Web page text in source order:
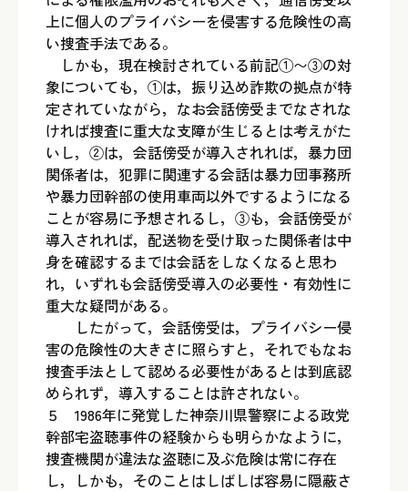
上に個人のプライバシーを侵害する危険性の高
い捜査手法である。
しかも，現在検討されている前記①〜③の対
象についても，①は，振り込め詐欺の拠点が特
定されていながら，なお会話傍受までなされな
ければ捜査に重大な支障が生じるとは考えがた
いし，②は，会話傍受が導入されれば，暴力団
関係者は，犯罪に関連する会話は暴力団事務所
や暴力団幹部の使用車両以外でするようになる
ことが容易に予想されるし，③も，会話傍受が
導入されれば，配送物を受け取った関係者は中
身を確認するまでは会話をしなくなると思わ
れ，いずれも会話傍受導入の必要性・有効性に
重大な疑問がある。
したがって，会話傍受は，プライバシー侵
害の危険性の大きさに照らすと，それでもなお
捜査手法として認める必要性があるとは到底認
められず，導入することは許されない。
５ 1986年に発覚した神奈川県警察による政党
幹部宅盗聴事件の経験からも明らかなように，
捜査機関が違法な盗聴に及ぶ危険は常に存在
し，しかも，そのことはしばしば容易に隠蔽さ